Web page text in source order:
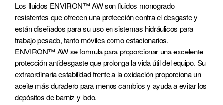
Los fluidos ENVIRON™ AW son fluidos monogrado
resistentes que ofrecen una protección contra el desgaste y
están diseñados para su uso en sistemas hidráulicos para
trabajo pesado, tanto móviles como estacionarios.
ENVIRON™ AW se formula para proporcionar una excelente
protección antidesgaste que prolonga la vida útil del equipo. Su
extraordinaria estabilidad frente a la oxidación proporciona un
aceite más duradero para menos cambios y ayuda a evitar los
depósitos de barniz y lodo.